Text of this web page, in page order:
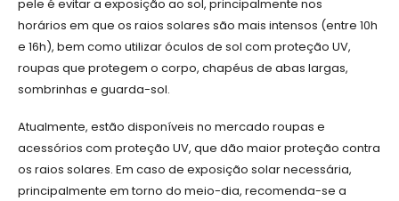
pele é evitar a exposição ao sol, principalmente nos
horários em que os raios solares são mais intensos (entre 10h
e 16h), bem como utilizar óculos de sol com proteção UV,
roupas que protegem o corpo, chapéus de abas largas,
sombrinhas e guarda-sol.
Atualmente, estão disponíveis no mercado roupas e
acessórios com proteção UV, que dão maior proteção contra
os raios solares. Em caso de exposição solar necessária,
principalmente em torno do meio-dia, recomenda-se a